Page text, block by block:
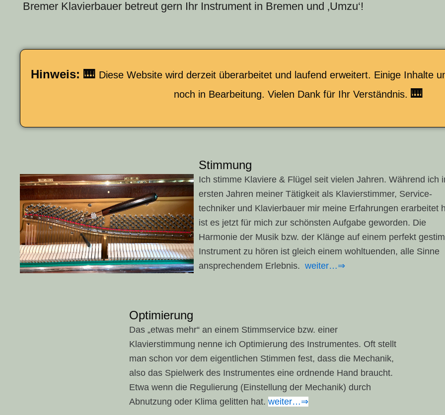
Bremer Klavierbauer betreut gern Ihr Instrument in Bremen und ‚Umzu‘!
Hinweis: 🎹 Diese Website wird derzeit überarbeitet und laufend erweitert. Einige Inhalte
noch in Bearbeitung. Vielen Dank für Ihr Verständnis. 🎹
Stimmung
Ich stimme Klaviere & Flügel seit vielen Jahren. Während ich
ersten Jahren meiner Tätigkeit als Klavierstimmer, Service-
techniker und Klavierbauer mir meine Erfahrungen erarbeitet
ist es jetzt für mich zur schönsten Aufgabe geworden. Die
Harmonie der Musik bzw. der Klänge auf einem perfekt
Instrument zu hören ist gleich einem wohltuenden, alle Sinne
ansprechendem Erlebnis. weiter…⇒
Optimierung
Das „etwas mehr“ an einem Stimmservice bzw. einer
Klavierstimmung nenne ich Optimierung des Instrumentes. Oft stellt
man schon vor dem eigentlichen Stimmen fest, dass die Mechanik,
also das Spielwerk des Instrumentes eine ordnende Hand braucht.
Etwa wenn die Regulierung (Einstellung der Mechanik) durch
Abnutzung oder Klima gelitten hat. weiter…⇒